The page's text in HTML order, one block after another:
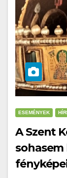
ESEMÉNYEK
A Szent
sohasem